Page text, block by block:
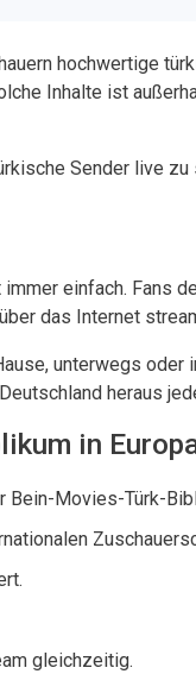
hochwertige
Inhalte ist
Sender live
einfach. Fans
das Internet
unterwegs
heraus
in
Bein-Movies-Türk-
gleichzeitig.